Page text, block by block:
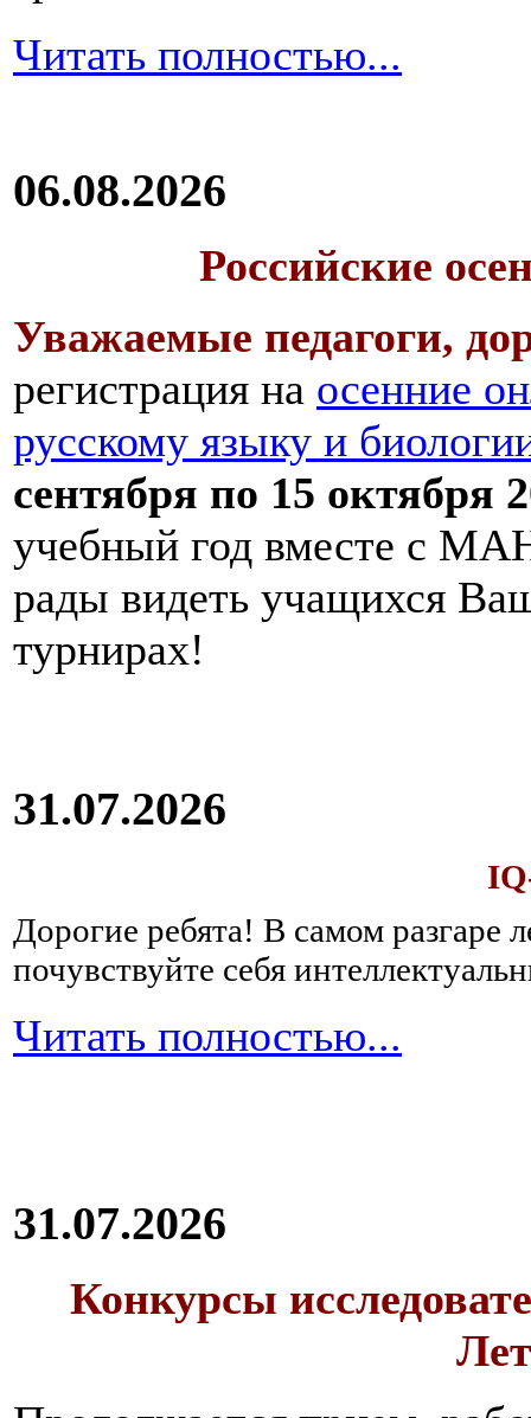
Читать полностью...
06.08.2026
Российские
Уважаемые педагоги,
регистрация на осенние
русскому языку и
сентября по 15 октября
учебный год вместе с
рады видеть учащихся
турнирах!
31.07.2026
Дорогие ребята! В самом разгаре
почувствуйте себя
Читать полностью...
31.07.2026
Конкурсы